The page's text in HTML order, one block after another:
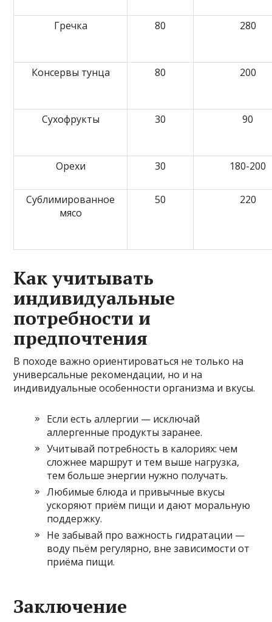
Гречка 80 280
Консервы тунца 80 200
Сухофрукты 30 90
Орехи 30 180-200
Сублимированное
мясо
50 220
Как учитывать
индивидуальные
потребности и
предпочтения
В походе важно ориентироваться не только на
универсальные рекомендации, но и на
индивидуальные особенности организма и вкусы.
Если есть аллергии — исключай
аллергенные продукты заранее.
Учитывай потребность в калориях: чем
сложнее маршрут и тем выше нагрузка,
тем больше энергии нужно получать.
Любимые блюда и привычные вкусы
ускоряют приём пищи и дают моральную
поддержку.
Не забывай про важность гидратации —
воду пьём регулярно, вне зависимости от
приёма пищи.
Заключение